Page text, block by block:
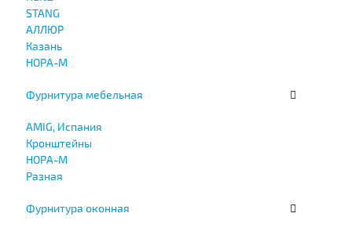
STANG
АЛЛЮР
Казань
НОРА-М
Фурнитура мебельная
AMIG, Испания
Кронштейны
НОРА-М
Разная
Фурнитура оконная